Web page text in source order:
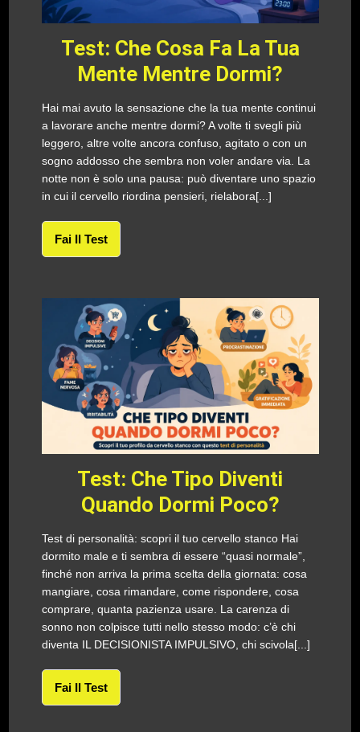
Test: Che Cosa Fa La Tua
Mente Mentre Dormi?
Hai mai avuto la sensazione che la tua mente continui
a lavorare anche mentre dormi? A volte ti svegli più
leggero, altre volte ancora confuso, agitato o con un
sogno addosso che sembra non voler andare via. La
notte non è solo una pausa: può diventare uno spazio
in cui il cervello riordina pensieri, rielabora[...]
Fai Il Test
Test: Che Tipo Diventi
Quando Dormi Poco?
Test di personalità: scopri il tuo cervello stanco Hai
dormito male e ti sembra di essere “quasi normale”,
finché non arriva la prima scelta della giornata: cosa
mangiare, cosa rimandare, come rispondere, cosa
comprare, quanta pazienza usare. La carenza di
sonno non colpisce tutti nello stesso modo: c’è chi
diventa IL DECISIONISTA IMPULSIVO, chi scivola[...]
Fai Il Test